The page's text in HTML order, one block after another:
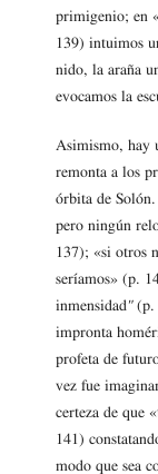
primigenio; en
139) intuimos
nido, la araña
evocamos la
Asimismo, hay
remonta a los
órbita de
pero ningún
137); «si otros
seríamos» (p.
inmensidad"(p.
impronta
profeta de
vez fue
certeza de que
141)
modo que sea